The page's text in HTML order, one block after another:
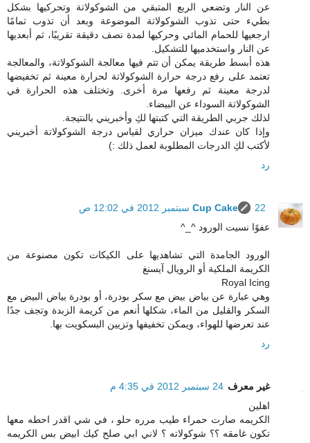
عن النار وتضعي الربع المتبقي من الشوكولاتة وتحركيها بشكل
بطيء حتى تذوب الشوكولاتة الموضوعة وبعد أن تذوب تمامًا
ارجعيها للحمام المائي وحركيها لمدة نصف دقيقة تقريبًا، ثم أبعديها
عن النار واستخدميها للتشكيل.
هذه أبسط طريقة يمكن أن تتم فيها معالجة الشوكولاتة، والمعالجة
تعتمد على رفع درجة حرارة الشوكولاتة لحرارة معينة ثم تخفيضها
لدرجة معينة ثم رفعها مرة أخرى. وتختلف هذه الحرارة في
الشوكولاتة السوداء عن البيضاء.
لذلك جربي الطريقة التي كتبتها لكِ وأخبريني بالنتيجة.
وإذا كان عندك ميزان حراري لقياس درجة الشوكولاتة أخبريني
لأكتب لكِ الدرجات المطلوبة لعمل ذلك :)
رد
Cup Cake
22 سبتمبر 2012 في 12:02 ص
عفوًا نسيت الورود ^_^
الورود الجامدة التي تشاهديها على الكيكات تكون مصنوعة من
الكريمة الملكية أو الرويال آيسنغ
Royal Icing
وهي عبارة عن بياض بيض مع سكر بودرة، أو بودرة بياض البيض مع
السكر والقليل من الماء، شكلها أنعم من كريمة الزبدة وتجف جدًا
عند تعرضها للهواء، ويمكن تخفيفها وتزيين البسكويت بها.
رد
غير معرف 24 سبتمبر 2012 في 4:35 م
اهلين
الكريمه صارت حمراء طيب مرره حلو ، في شي اقدر احطه معها
تكون غامقه ؟؟ شوكولاته ؟ لاني ابي صلح كيك ابيض بس الكريمه